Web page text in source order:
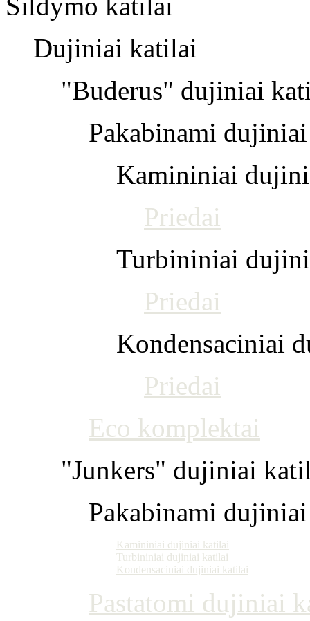
Šildymo katilai
Dujiniai katilai
"Buderus" dujiniai
Pakabinami
Kamininiai
Priedai
Turbininiai
Priedai
Kondensaciniai
Priedai
Eco komplektai
"Junkers" dujiniai
Pakabinami
Kamininiai dujiniai katilai
Turbininiai dujiniai katilai
Kondensaciniai dujiniai katilai
Pastatomi dujiniai